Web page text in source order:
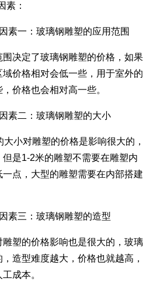
素：
一：玻璃钢雕塑的应用范围
决定了玻璃钢雕塑的价格，如果
价格相对会低一些，用于室外的
价格也会相对高一些。
二：玻璃钢雕塑的大小
大小对雕塑的价格是影响很大的，
是1-2米的雕塑不需要在雕塑内
点，大型的雕塑需要在内部搭建
三：玻璃钢雕塑的造型
塑的价格影响也是很大的，玻璃
造型难度越大，价格也就越高，
成本。